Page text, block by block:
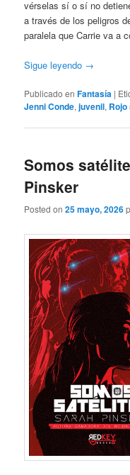
vérselas sí o sí no
a través de los peligros
paralela que Carrie va a
Sigue leyendo →
Publicado en Fantasía |
Jenni Conde,juvenil,
Somos
Pinsker
Posted on25 mayo, 2026